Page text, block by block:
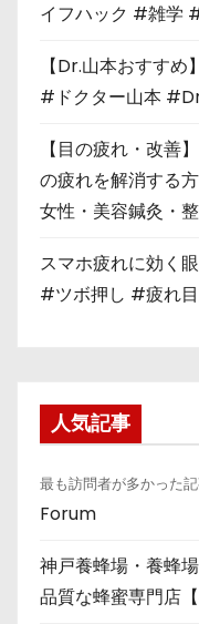
イフハック #雑
【Dr.山本おすす
#ドクター山本
【目の疲れ・改善
の疲れを解消する
女性・美容鍼灸・
スマホ疲れに効く
#ツボ押し #疲れ
人気記事
最も訪問者が多かった
Forum
神戸養蜂場・養蜂
品質な蜂蜜専門店